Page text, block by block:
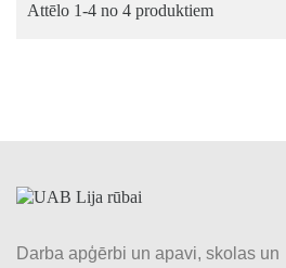
Attēlo 1-4 no 4 produktiem
Darba apģērbi un apavi, skolas un